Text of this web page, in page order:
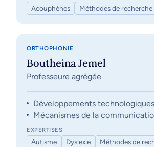
Acouphènes Méthodes de recherche
ORTHOPHONIE
Boutheina Jemel
Professeure agrégée
Développements
Mécanismes de la
EXPERTISES
Autisme Dyslexie Méthodes de